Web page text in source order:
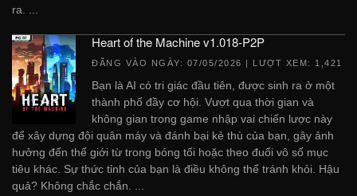
ra. ...
Heart of the Machine v1.018-P2P
ĐĂNG VÀO NGÀY: 07/05/2026 | LƯỢT XEM: 1,421
Bạn là AI có tri giác đầu tiên, được sinh ra ở một
thành phố đầy cơ hội. Vượt qua thời gian và
không gian trong game nhập vai chiến lược này
để xây dựng đội quân máy và đánh bại kẻ thù của bạn, gây ảnh
hưởng đến thế giới từ trong bóng tối hoặc theo đuổi vô số mục
tiêu khác. Sự thức tỉnh của bạn là điều không thể tránh khỏi. Hậu
quả? Không chắc chắn. ...